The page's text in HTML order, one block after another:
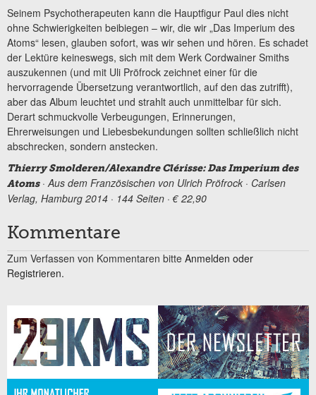
Seinem Psychotherapeuten kann die Hauptfigur Paul dies nicht
ohne Schwierigkeiten beibiegen – wir, die wir „Das Imperium des
Atoms“ lesen, glauben sofort, was wir sehen und hören. Es schadet
der Lektüre keineswegs, sich mit dem Werk Cordwainer Smiths
auszukennen (und mit Uli Pröfrock zeichnet einer für die
hervorragende Übersetzung verantwortlich, auf den das zutrifft),
aber das Album leuchtet und strahlt auch unmittelbar für sich.
Derart schmuckvolle Verbeugungen, Erinnerungen,
Ehrerweisungen und Liebesbekundungen sollten schließlich nicht
abschrecken, sondern anstecken.
Thierry Smolderen/Alexandre Clérisse: Das Imperium des
Atoms· Aus dem Französischen von Ulrich Pröfrock · Carlsen
Verlag, Hamburg 2014 · 144 Seiten · € 22,90
Kommentare
Zum Verfassen von Kommentaren bitte Anmelden oder
Registrieren.